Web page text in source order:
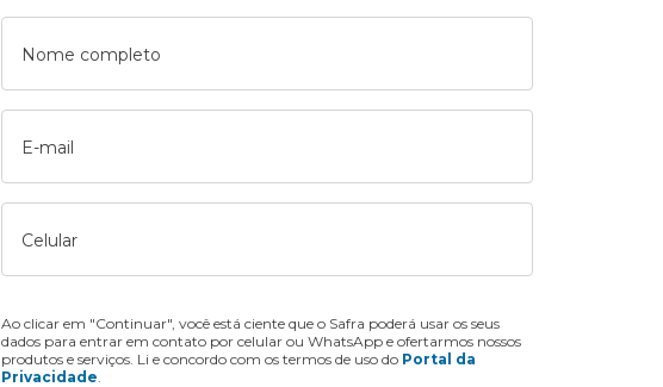
Nome completo
E-mail
Celular
Ao clicar em "Continuar", você está ciente que o Safra poderá usar os seus
dados para entrar em contato por celular ou WhatsApp e ofertarmos nossos
produtos e serviços. Li e concordo com os termos de uso do Portal da
Privacidade